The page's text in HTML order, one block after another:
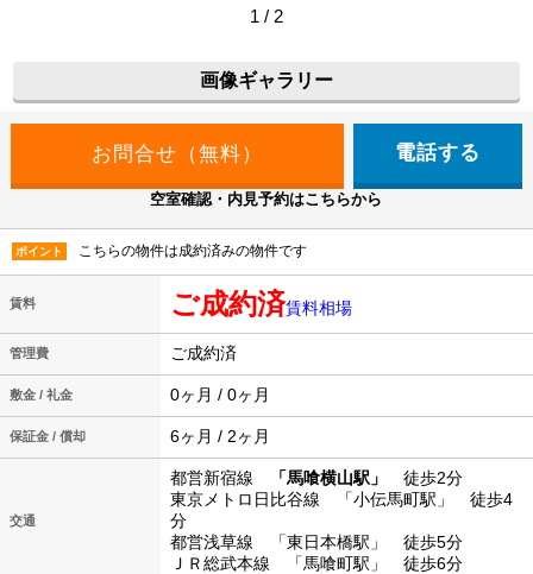
1 / 2
画像ギャラリー
電話する
空室確認・内見予約はこちらから
ポイント こちらの物件は成約済みの物件です
賃料 ご成約済賃料相場
管理費 ご成約済
敷金 / 礼金 0ヶ月 / 0ヶ月
保証金 / 償却 6ヶ月 / 2ヶ月
交通
都営新宿線 「馬喰横山駅」
徒歩2分
東京メトロ日比谷線 「小伝馬町駅」 徒歩4
分
都営浅草線 「東日本橋駅」 徒歩5分
ＪＲ総武本線 「馬喰町駅」 徒歩6分